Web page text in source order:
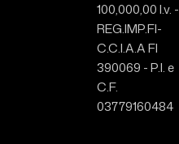
100,000,00 I.v. -
REG.IMP.FI-
C.C.I.A.A FI
390069 - P.I. e
C.F.
03779160484